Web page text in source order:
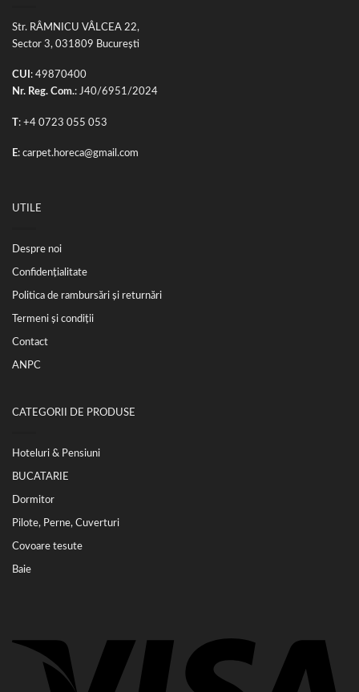
Str. RÂMNICU VÂLCEA 22,
Sector 3, 031809 București
CUI : 49870400
Nr. Reg. Com.: J40/6951/2024
T: +4 0723 055 053
E: carpet.horeca@gmail.com
UTILE
Despre noi
Confidențialitate
Politica de rambursări și returnări
Termeni și condiții
Contact
ANPC
CATEGORII DE PRODUSE
Hoteluri & Pensiuni
BUCATARIE
Dormitor
Pilote, Perne, Cuverturi
Covoare tesute
Baie